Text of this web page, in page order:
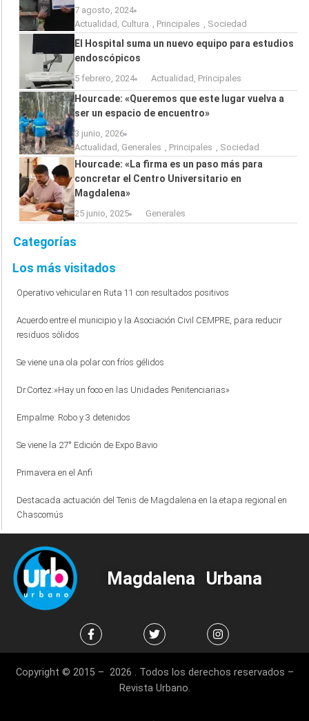
7 agosto, 2024
Actualidad , Cultura , Principales , Sociedad
El Hospital suma un nuevo equipo para estudios
endoscópicos
5 febrero, 2024 Actualidad , Principales
Hourcade: «Queremos que este lugar vuelva a
ser un espacio de encuentro»
3 junio, 2026
Actualidad , Generales , Principales , Sociedad
Hourcade: «La firma es un paso más para
concretar el Centro Universitario en
Magdalena»
25 junio, 2025 Generales
Categorías
Los más visitados
Operativo vehicular en Ruta 11 con resultados positivos
Acuerdo entre el municipio y la Asociación Civil CEMPRE, para reducir
residuos sólidos
Se viene una ola polar con fríos gélidos
Dr.Cortez:»Hay un foco en las Unidades Penitenciarias»
Empalme: Robo y 3 detenidos
Se viene la 27° Edición de Expo Bavio
Primavera en el Anfi
Destacada actuación del Tenis de Magdalena en la etapa regional en
Chascomús
Magdalena Urbana
Copyright © 2015 – 2026 . Todos los derechos reservados –
Revista Urbano.